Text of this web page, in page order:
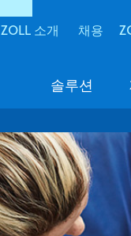
ZOLL 소개 채용
솔루션